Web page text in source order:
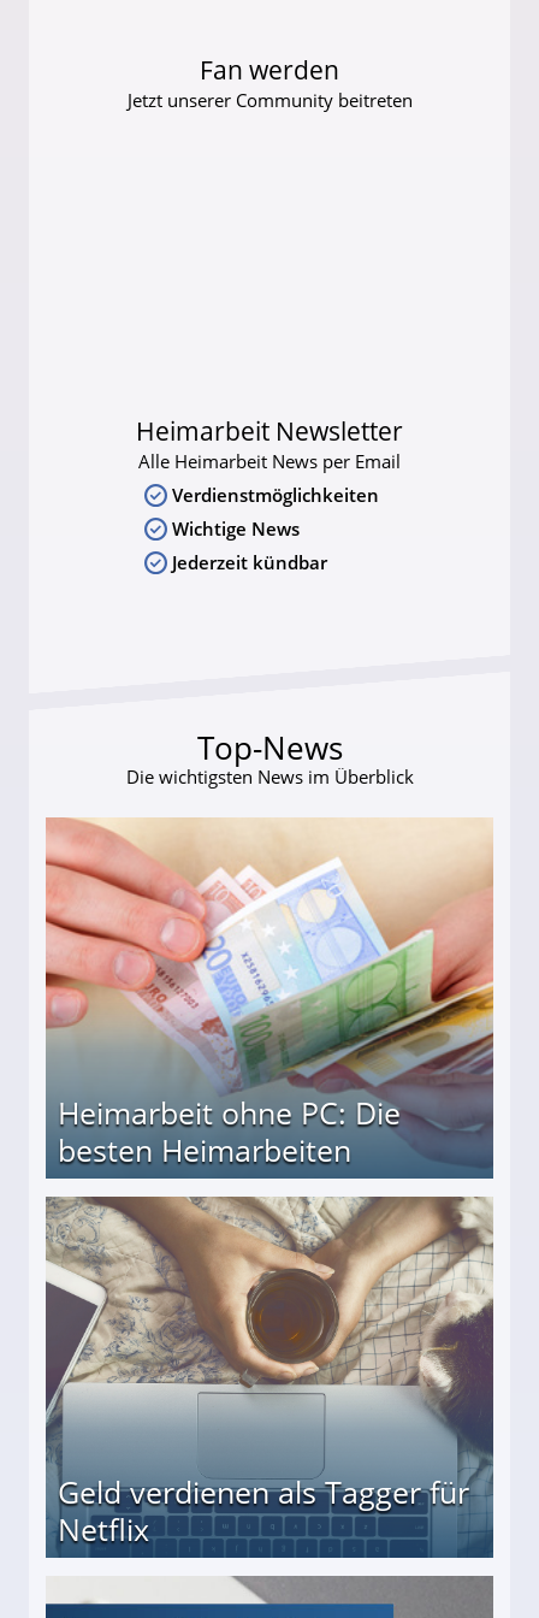
Fan werden
Jetzt unserer Community beitreten
Heimarbeit Newsletter
Alle Heimarbeit News per Email
Verdienstmöglichkeiten
Wichtige News
Jederzeit kündbar
Top-News
Die wichtigsten News im Überblick
Heimarbeit ohne PC: Die
besten Heimarbeiten
Geld verdienen als Tagger für
Netflix